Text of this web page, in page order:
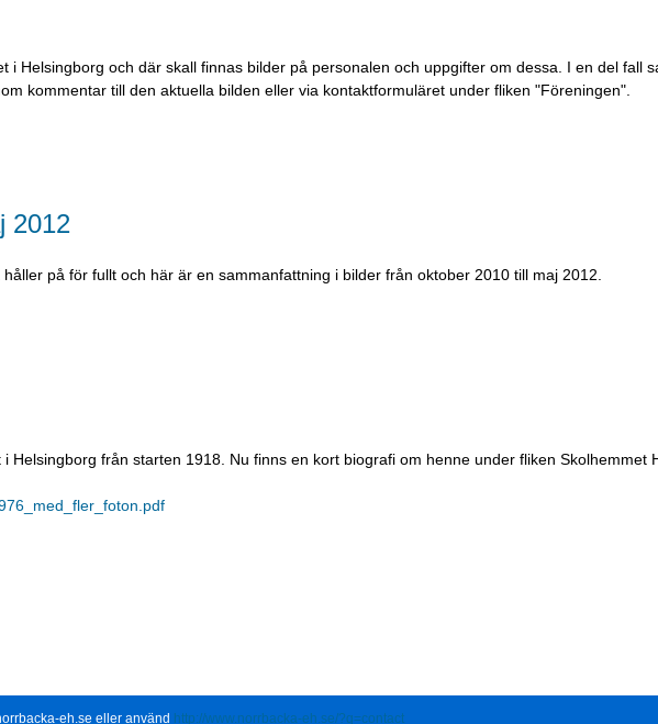
i Helsingborg och där skall finnas bilder på personalen och uppgifter om dessa. I en del fall
kommentar till den aktuella bilden eller via kontaktformuläret under fliken "Föreningen".
2012
på för fullt och här är en sammanfattning i bilder från oktober 2010 till maj 2012.
Helsingborg från starten 1918. Nu finns en kort biografi om henne under fliken
eh.se eller använd http://www.norrbacka-eh.se/?q=contact